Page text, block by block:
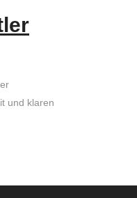
und klaren